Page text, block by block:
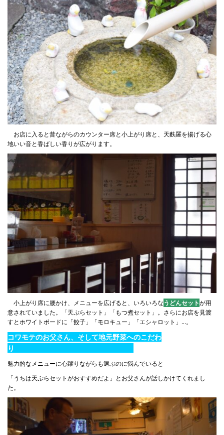
お店に入ると昔ながらのカウンター席と小上がり席と、天麩羅を揚げる心
地いい音と香ばしい香りが広がります。
小上がり席に腰かけ、メニューを広げると、いろいろなうどんセットが用
意されていました。「天ぷらセット」「もつ煮セット」。さらにお店を見渡
すとホワイトボードに「餃子」「モロキュー」「エシャロット」…。
コワモテのお父さん、そして地元野菜へのこだわ
り
魅力的なメニューに心躍りながらも選ぶのに悩んでいると
「うちは天ぷらセットがおすすめだよ」とお父さんが話しかけてくれまし
た。